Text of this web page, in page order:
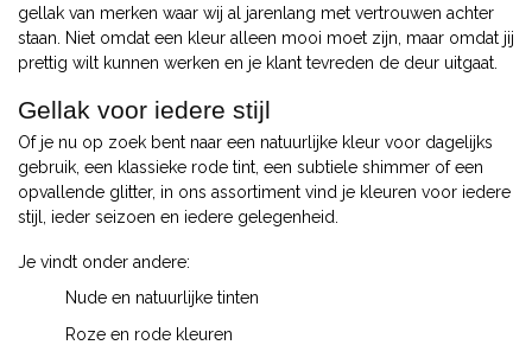
gellak van merken waar wij al jarenlang met vertrouwen achter
staan. Niet omdat een kleur alleen mooi moet zijn, maar omdat jij
prettig wilt kunnen werken en je klant tevreden de deur uitgaat.
Gellak voor iedere stijl
Of je nu op zoek bent naar een natuurlijke kleur voor dagelijks
gebruik, een klassieke rode tint, een subtiele shimmer of een
opvallende glitter, in ons assortiment vind je kleuren voor iedere
stijl, ieder seizoen en iedere gelegenheid.
Je vindt onder andere:
Nude en natuurlijke tinten
Roze en rode kleuren